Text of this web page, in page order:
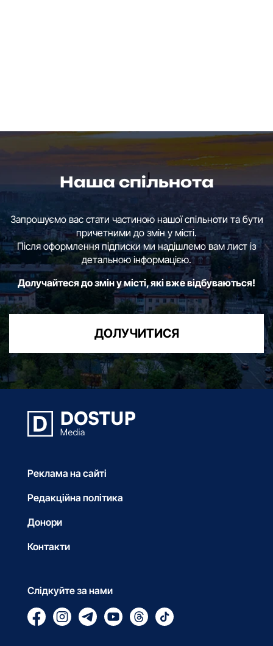
Наша спільнота
Запрошуємо вас стати частиною нашої спільноти та бути
причетними до змін у місті.
Після оформлення підписки ми надішлемо вам лист із
детальною інформацією.
Долучайтеся до змін у місті, які вже відбуваються!
ДОЛУЧИТИСЯ
Реклама на сайті
Редакційна політика
Донори
Контакти
Слідкуйте за нами